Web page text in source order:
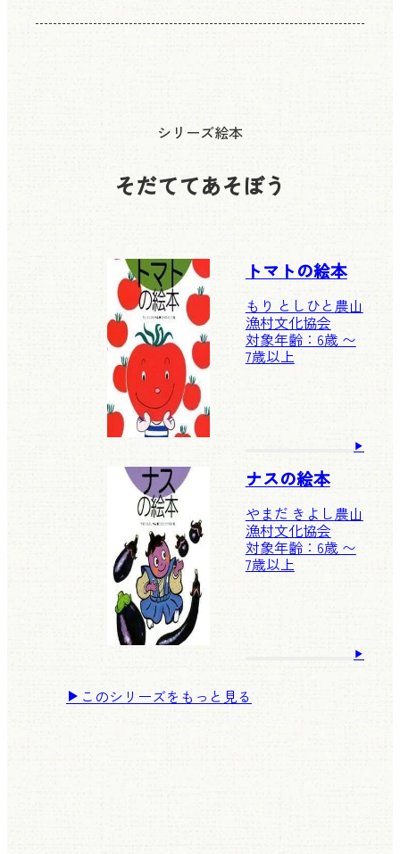
シリーズ絵本
そだててあそぼう
トマトの絵本
もり としひと農山
漁村文化協会
対象年齢：6歳 〜
7歳以上
ナスの絵本
やまだ きよし農山
漁村文化協会
対象年齢：6歳 〜
7歳以上
このシリーズをもっと見る